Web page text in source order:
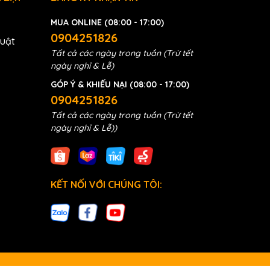
MUA ONLINE (08:00 - 17:00)
0904251826
Tất cả các ngày trong tuần (Trừ tết
ngày nghỉ & Lễ)
GÓP Ý & KHIẾU NẠI (08:00 - 17:00)
0904251826
Tất cả các ngày trong tuần (Trừ tết
ngày nghỉ & Lễ))
KẾT NỐI VỚI CHÚNG TÔI: